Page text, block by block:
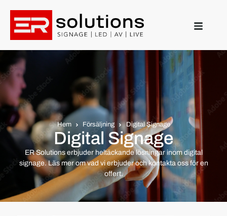
Hem Försäljning Digital Signage
Digital Signage
ER Solutions erbjuder heltäckande lösningar inom digital
signage. Läs mer om vad vi erbjuder och kontakta oss för en
offert.